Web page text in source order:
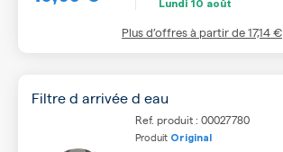
Lundi 10 août
Plus d’offres à partir de17,14 €
Filtre d arrivée d eau
Ref. produit : 00027780
Produit Original